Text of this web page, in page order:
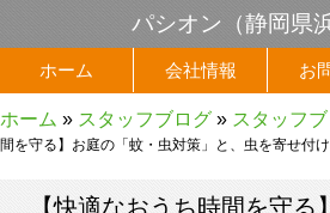
パシオン（静岡県
ホーム 会社情報 お
ホーム » スタッフブログ » スタッフ
間を守る】お庭の「蚊・虫対策」と、虫を寄せ付
【快適なおうち時間を守